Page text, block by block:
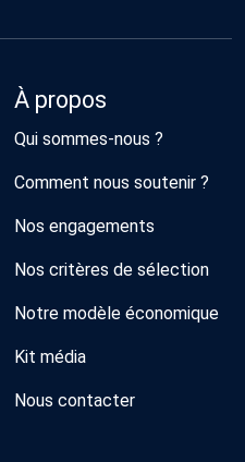
À propos
Qui sommes-nous ?
Comment nous soutenir ?
Nos engagements
Nos critères de sélection
Notre modèle économique
Kit média
Nous contacter